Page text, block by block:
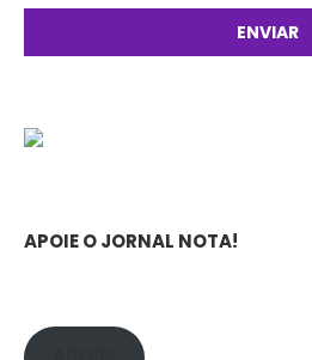
APOIE O JORNAL NOTA!